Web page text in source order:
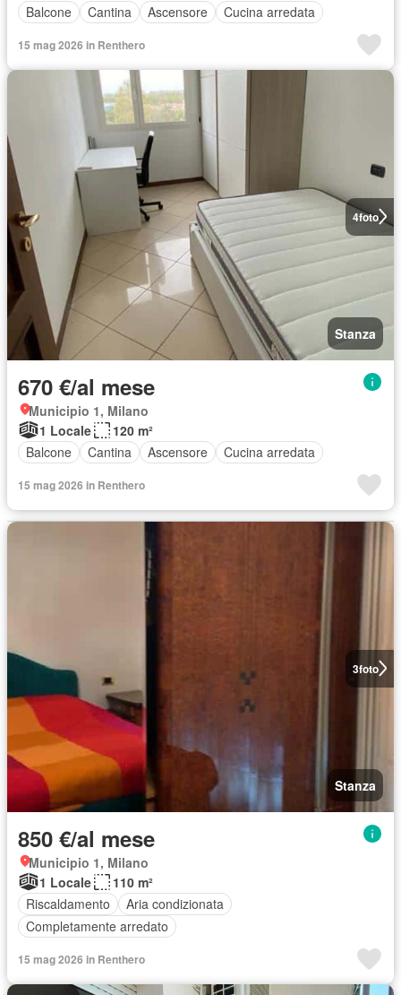
Balcone
Cantina Ascensore Cucina arredata
15 mag 2026 in Renthero
4foto
Stanza
670 €/al mese
Municipio 1, Milano
1 Locale
120 m²
Balcone
Cantina Ascensore Cucina arredata
15 mag 2026 in Renthero
3foto
Stanza
850 €/al mese
Municipio 1, Milano
1 Locale
110 m²
Riscaldamento
Aria condizionata
Completamente arredato
15 mag 2026 in Renthero